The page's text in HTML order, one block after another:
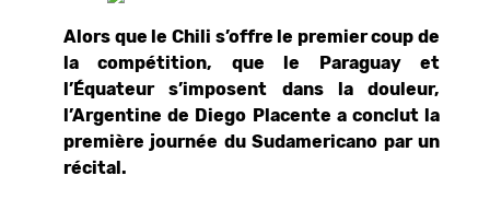
Alors que le Chili s’offre le premier coup de
la compétition, que le Paraguay et
l’ Équateur s’imposent dans la douleur,
l’Argentine de Diego Placente a conclut la
première journée du Sudamericano par un
récital.